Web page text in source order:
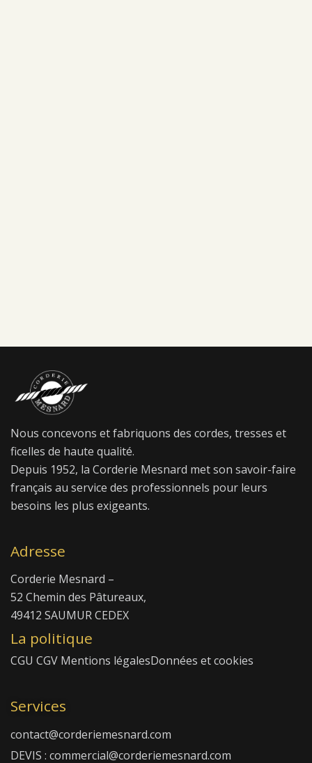
Nous concevons et fabriquons des cordes, tresses et
ficelles de haute qualité.
Depuis 1952, la Corderie Mesnard met son savoir-faire
français au service des professionnels pour leurs
besoins les plus exigeants.
Adresse
Corderie Mesnard –
52 Chemin des Pâtureaux,
49412 SAUMUR CEDEX
La politique
CGU CGV Mentions légalesDonnées et cookies
Services
contact@corderiemesnard.com
DEVIS : commercial@corderiemesnard.com